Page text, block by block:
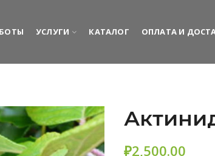
УСЛУГИ КАТАЛОГ ОПЛАТА И
₽